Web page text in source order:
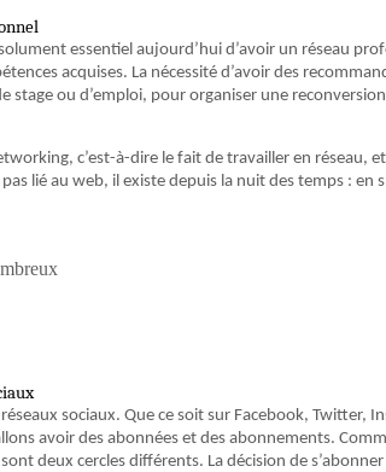
essentiel aujourd’hui d’avoir un réseau
acquises. La nécessité d’avoir des
stage ou d’emploi, pour organiser une
c’est-à-dire le fait de travailler en réseau,
lié au web, il existe depuis la nuit des temps : en
sociaux. Que ce soit sur Facebook, Twitter,
avoir des abonnées et des abonnements.
deux cercles différents. La décision de